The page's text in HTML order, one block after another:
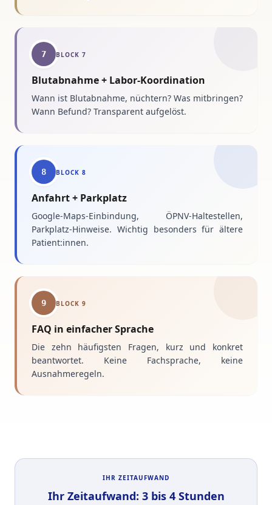
7 BLOCK 7
Blutabnahme + Labor-Koordination
Wann ist Blutabnahme, nüchtern? Was mitbringen?
Wann Befund? Transparent aufgelöst.
8 BLOCK 8
Anfahrt + Parkplatz
Google-Maps-Einbindung, ÖPNV-Haltestellen,
Parkplatz-Hinweise. Wichtig besonders für ältere
Patient:innen.
9 BLOCK 9
FAQ in einfacher Sprache
Die zehn häufigsten Fragen, kurz und konkret
beantwortet. Keine Fachsprache, keine
Ausnahmeregeln.
IHR ZEITAUFWAND
Ihr Zeitaufwand: 3 bis 4 Stunden